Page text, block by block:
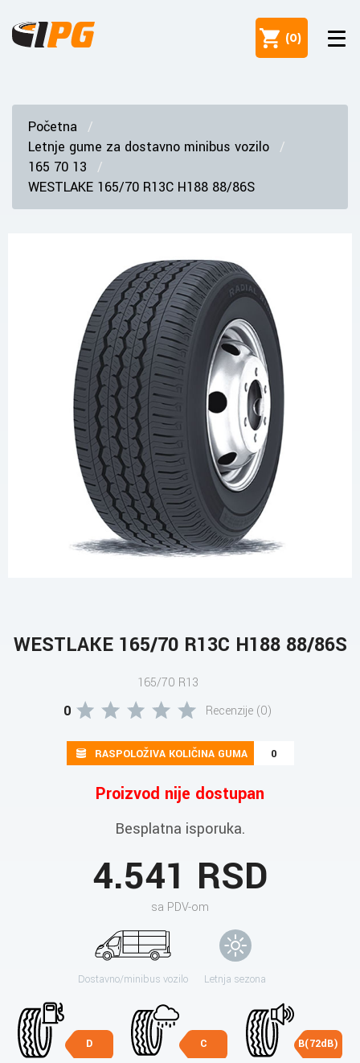
(0)
Početna
Letnje gume za dostavno minibus vozilo
165 70 13
WESTLAKE 165/70 R13C H188 88/86S
WESTLAKE 165/70 R13C H188 88/86S
165/70 R13
0 Recenzije (0)
RASPOLOŽIVA KOLIČINA GUMA 0
Proizvod nije dostupan
Besplatna isporuka.
4.541 RSD
sa PDV-om
Dostavno/minibus vozilo Letnja sezona
D C B(72dB)